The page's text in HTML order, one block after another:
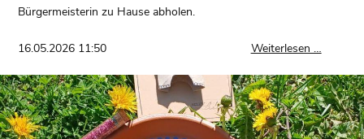
Bürgermeisterin zu Hause abholen.
16.05.2026 11:50 Weiterlesen …